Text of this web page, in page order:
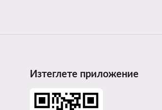
Изтеглете приложение